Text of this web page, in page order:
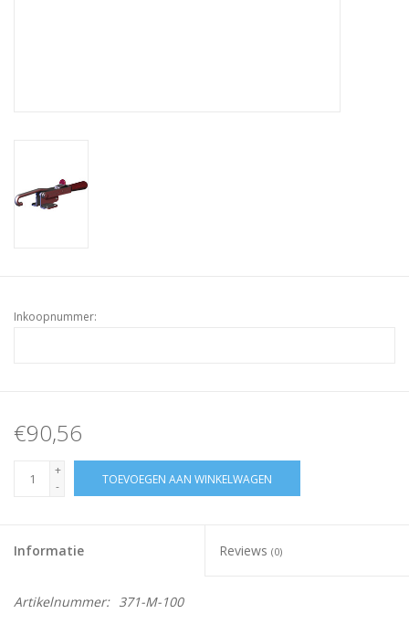
Inkoopnummer:
€90,56
+
-
TOEVOEGEN AAN WINKELWAGEN
Informatie Reviews (0)
Artikelnummer: 371-M-100